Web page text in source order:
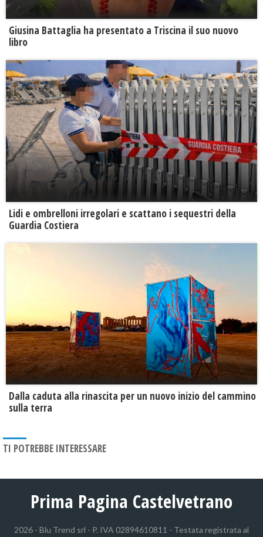
Giusina Battaglia ha presentato a Triscina il suo nuovo
libro
Lidi e ombrelloni irregolari e scattano i sequestri della
Guardia Costiera
Dalla caduta alla rinascita per un nuovo inizio del cammino
sulla terra
TI POTREBBE INTERESSARE
Prima Pagina Castelvetrano
2026 - Blu Trend srl - P. IVA 02894610811 - Testata registrata al